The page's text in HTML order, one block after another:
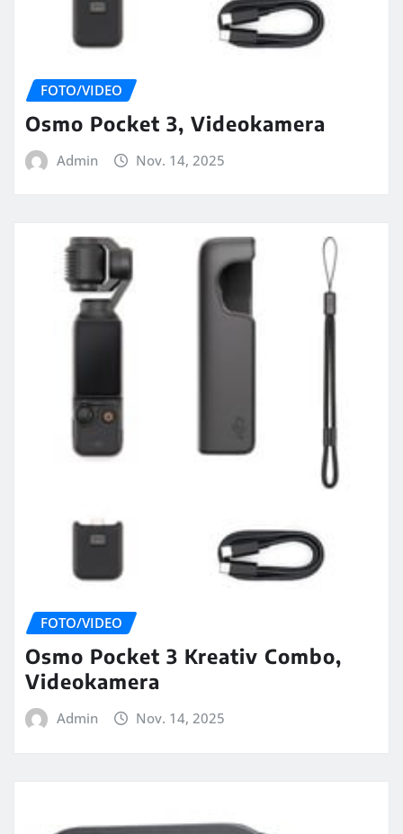
FOTO/VIDEO
Osmo Pocket 3, Videokamera
Admin Nov. 14, 2025
FOTO/VIDEO
Osmo Pocket 3 Kreativ Combo,
Videokamera
Admin Nov. 14, 2025